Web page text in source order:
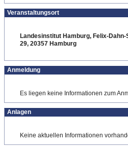
Veranstaltungsort
Landesinstitut Hamburg, Felix-
29, 20357 Hamburg
Anmeldung
Es liegen keine Informationen zum
Anlagen
Keine aktuellen Informationen